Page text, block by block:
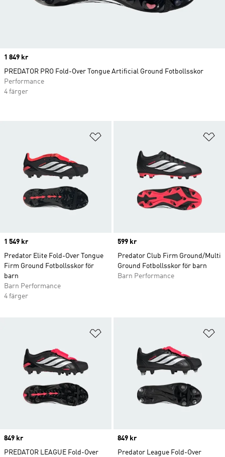
Price
1 549 kr
Predator Elite Fold-Over Tongue
Firm Ground Fotbollsskor för
barn
Barn Performance
4 färger
Price
599 kr
Predator Club Firm Ground/Multi
Ground Fotbollsskor för barn
Barn Performance
Price
849 kr
PREDATOR LEAGUE Fold-Over
Price
849 kr
Predator League Fold-Over
Price
1 849 kr
PREDATOR PRO Fold-Over Tongue Artificial Ground Fotbollsskor
Performance
4 färger